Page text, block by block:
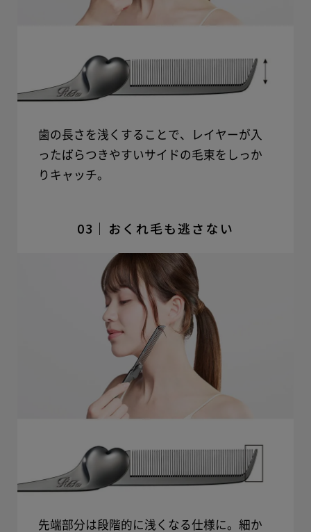
歯の長さを浅くすることで、レイヤーが入
ったばらつきやすいサイドの毛束をしっか
りキャッチ。
03｜おくれ毛も逃さない
先端部分は段階的に浅くなる仕様に。細か